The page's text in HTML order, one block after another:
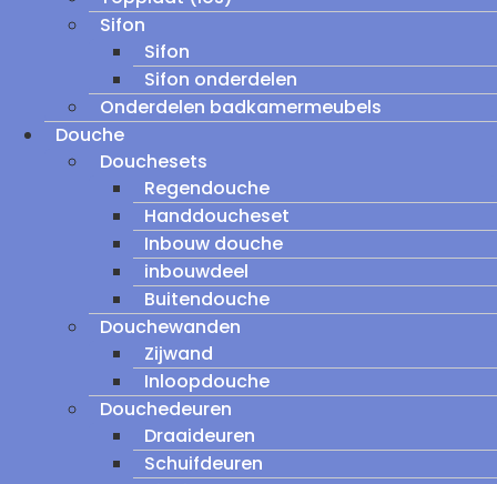
Sifon
Sifon
Sifon onderdelen
Onderdelen badkamermeubels
Douche
Douchesets
Regendouche
Handdoucheset
Inbouw douche
inbouwdeel
Buitendouche
Douchewanden
Zijwand
Inloopdouche
Douchedeuren
Draaideuren
Schuifdeuren